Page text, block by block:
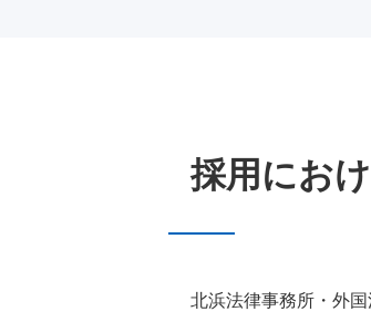
採用にお
北浜法律事務所・外